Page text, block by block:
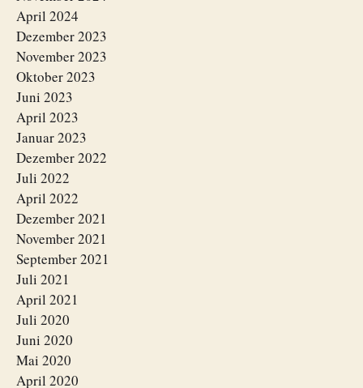
April 2024
Dezember 2023
November 2023
Oktober 2023
Juni 2023
April 2023
Januar 2023
Dezember 2022
Juli 2022
April 2022
Dezember 2021
November 2021
September 2021
Juli 2021
April 2021
Juli 2020
Juni 2020
Mai 2020
April 2020